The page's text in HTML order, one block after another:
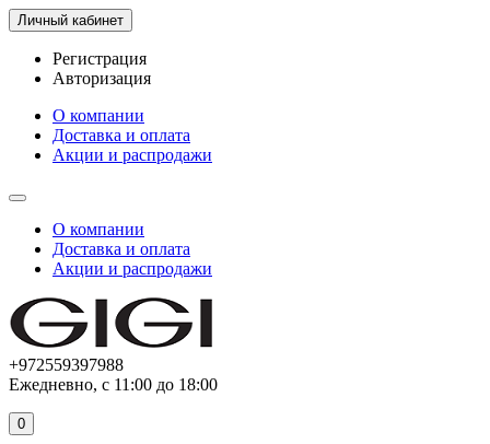
Личный кабинет
Регистрация
Авторизация
О компании
Доставка и оплата
Акции и распродажи
О компании
Доставка и оплата
Акции и распродажи
+972559397988
Ежедневно, с 11:00 до 18:00
0